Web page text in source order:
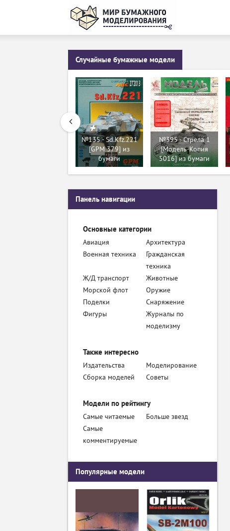
Случайные бумажные модели
№135 - Sd.Kfz.221
[GPM 379] из
бумаги
№395 - Стрела 1
[Модель-Копия
5016] из бумаги
Панель навигации
Основные категории
Авиация
Архитектура
Военная техника
Гражданская
техника
Ж/Д транспорт
Животные
Морской флот
Оружие
Поделки
Снаряжение
Фигуры
Журналы по
моделизму
Также интересно
Издательства
Моделирование
Сборка моделей
Советы
Модели по рейтингу
Самые читаемые
Больше звезд
Самые
комментируемые
Популярные модели